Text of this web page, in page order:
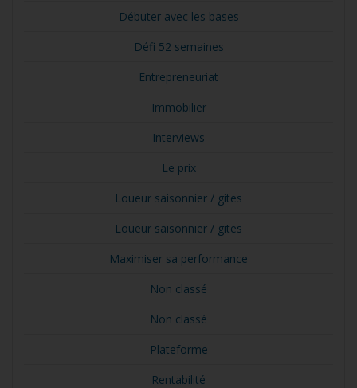
Débuter avec les bases
Défi 52 semaines
Entrepreneuriat
Immobilier
Interviews
Le prix
Loueur saisonnier / gites
Loueur saisonnier / gites
Maximiser sa performance
Non classé
Non classé
Plateforme
Rentabilité